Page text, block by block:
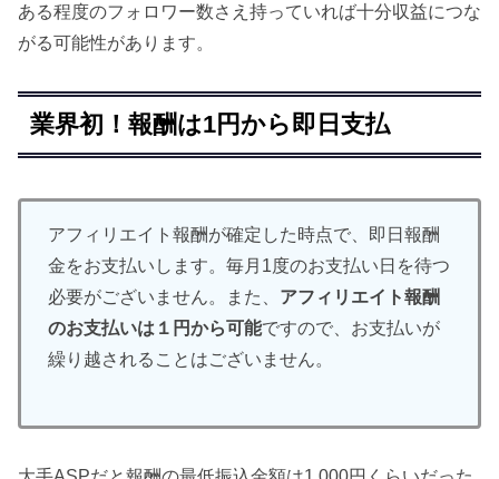
ある程度のフォロワー数さえ持っていれば十分収益につな
がる可能性があります。
業界初！報酬は1円から即日支払
アフィリエイト報酬が確定した時点で、即日報酬
金をお支払いします。毎月1度のお支払い日を待つ
必要がございません。また、 アフィリエイト報酬
のお支払いは１円から可能ですので、お支払いが
繰り越されることはございません。